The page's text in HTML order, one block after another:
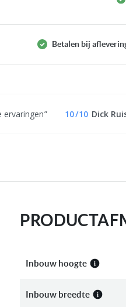
Betalen bij
10/10 Dick
ervaringen
Inbouw hoogte
Inbouw breedte